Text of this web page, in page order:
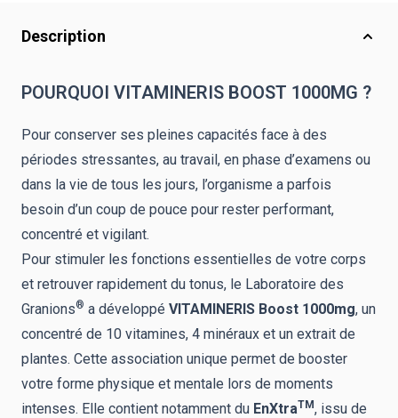
Description
POURQUOI VITAMINERIS BOOST 1000MG ?
Pour conserver ses pleines capacités face à des
périodes stressantes, au travail, en phase d’examens ou
dans la vie de tous les jours, l’organisme a parfois
besoin d’un coup de pouce pour rester performant,
concentré et vigilant.
Pour stimuler les fonctions essentielles de votre corps
et retrouver rapidement du tonus, le Laboratoire des
Granions® a développé VITAMINERIS Boost 1000mg, un
concentré de 10 vitamines, 4 minéraux et un extrait de
plantes. Cette association unique permet de booster
votre forme physique et mentale lors de moments
intenses. Elle contient notamment du EnXtraTM, issu de